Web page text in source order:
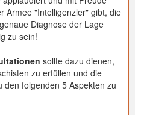
Armee "Intelligenzler" gibt, die
Diagnose der Lage
zu sein!
sollte dazu dienen,
zu erfüllen und die
den folgenden 5 Aspekten zu